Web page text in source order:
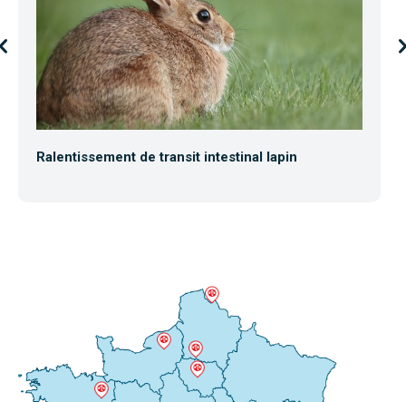
Ralentissement de transit intestinal lapin